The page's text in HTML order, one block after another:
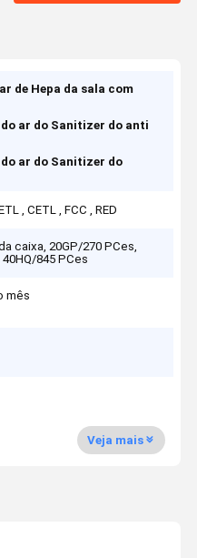
de Hepa da sala com
ar do Sanitizer do anti
ar do Sanitizer do
, CETL , FCC , RED
caixa, 20GP/270 PCes,
845 PCes
mês
Veja mais